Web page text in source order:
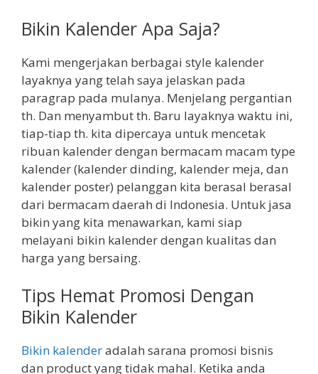
Bikin Kalender Apa Saja?
Kami mengerjakan berbagai style kalender
layaknya yang telah saya jelaskan pada
paragrap pada mulanya. Menjelang pergantian
th. Dan menyambut th. Baru layaknya waktu ini,
tiap-tiap th. kita dipercaya untuk mencetak
ribuan kalender dengan bermacam macam type
kalender (kalender dinding, kalender meja, dan
kalender poster) pelanggan kita berasal berasal
dari bermacam daerah di Indonesia. Untuk jasa
bikin yang kita menawarkan, kami siap
melayani bikin kalender dengan kualitas dan
harga yang bersaing.
Tips Hemat Promosi Dengan
Bikin Kalender
Bikin kalenderadalah sarana promosi bisnis
dan product yang tidak mahal. Ketika anda